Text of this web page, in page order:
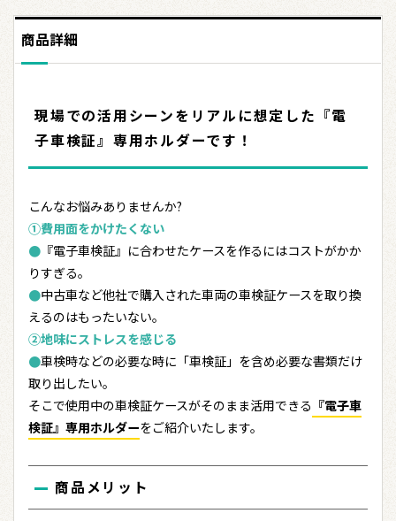
商品詳細
現場での活用シーンをリアルに想定した『電
子車検証』専用ホルダーです！
こんなお悩みありませんか?
➀費用面をかけたくない
● 『電子車検証』に合わせたケースを作るにはコストがかか
りすぎる。
●中古車など他社で購入された車両の車検証ケースを取り換
えるのはもったいない。
➁地味にストレスを感じる
●車検時などの必要な時に「車検証」を含め必要な書類だけ
取り出したい。
そこで使用中の車検証ケースがそのまま活用できる 『電子車
検証』専用ホルダーをご紹介いたします。
商品メリット